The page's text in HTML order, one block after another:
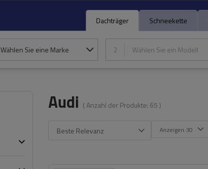
Dachträger Schneekette
Wählen Sie eine Marke 2 Wählen Sie ein Modell
Audi ( Anzahl der Produkte: 65 )
Beste Relevanz Anzeigen 30